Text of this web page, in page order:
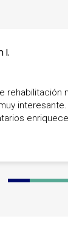
I.
rehabilitación
0 1 2 3 4 5